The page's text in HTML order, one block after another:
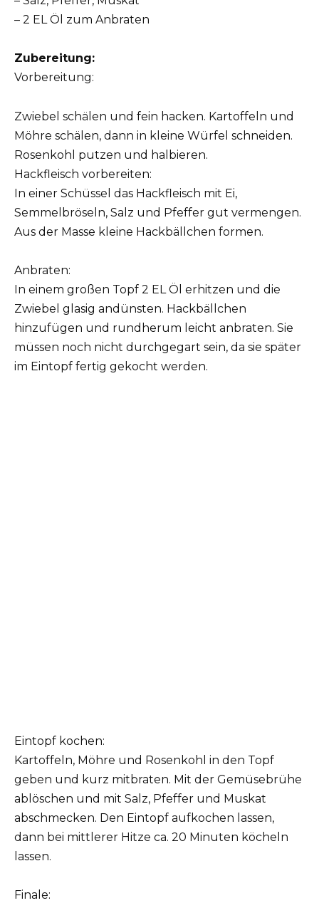
– 2 EL Öl zum Anbraten
Zubereitung:
Vorbereitung:
Zwiebel schälen und fein hacken. Kartoffeln und
Möhre schälen, dann in kleine Würfel schneiden.
Rosenkohl putzen und halbieren.
Hackfleisch vorbereiten:
In einer Schüssel das Hackfleisch mit Ei,
Semmelbröseln, Salz und Pfeffer gut vermengen.
Aus der Masse kleine Hackbällchen formen.
Anbraten:
In einem großen Topf 2 EL Öl erhitzen und die
Zwiebel glasig andünsten. Hackbällchen
hinzufügen und rundherum leicht anbraten. Sie
müssen noch nicht durchgegart sein, da sie später
im Eintopf fertig gekocht werden.
Eintopf kochen:
Kartoffeln, Möhre und Rosenkohl in den Topf
geben und kurz mitbraten. Mit der Gemüsebrühe
ablöschen und mit Salz, Pfeffer und Muskat
abschmecken. Den Eintopf aufkochen lassen,
dann bei mittlerer Hitze ca. 20 Minuten köcheln
lassen.
Finale: